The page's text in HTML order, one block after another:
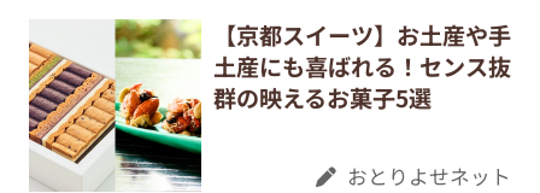
【京都スイーツ】お土産や手
土産にも喜ばれる！センス抜
群の映えるお菓子5選
おとりよせネット